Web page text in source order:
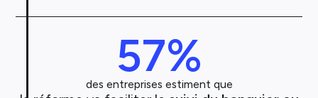
57%
des entreprises estiment que